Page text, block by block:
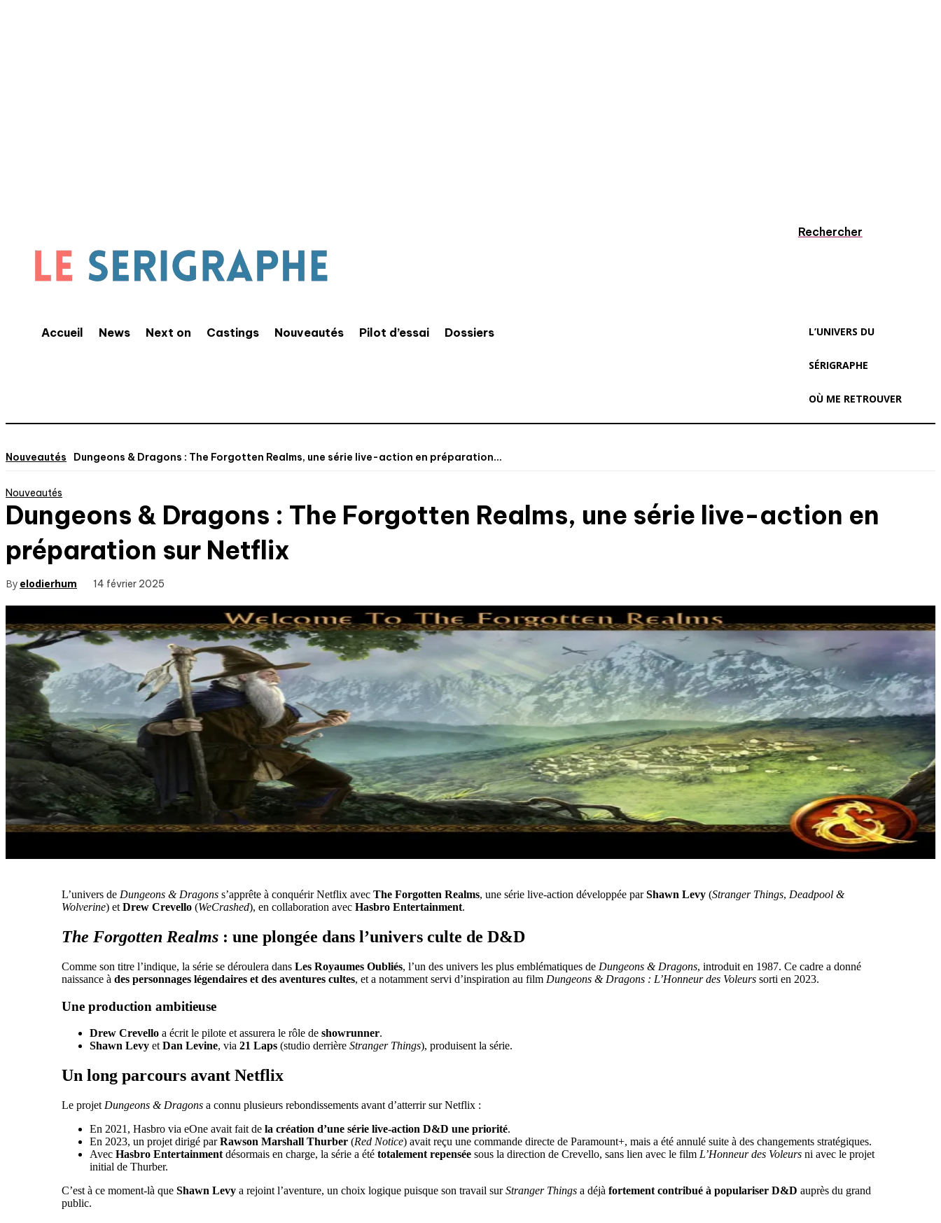
Accueil News Next on Castings Nouveautés Pilot d’essai Dossiers
Rechercher
L’UNIVERS DU
SÉRIGRAPHE
OÙ ME RETROUVER
Nouveautés Dungeons & Dragons : The Forgotten Realms, une série live-action en préparation...
Nouveautés
Dungeons & Dragons : The Forgotten Realms, une série live-action en
préparation sur Netflix
By elodierhum 14 février 2025
L’univers de Dungeons & Dragons s’apprête à conquérir Netflix avec The Forgotten Realms, une série live-action développée parShawn Levy (Stranger Things, Deadpool &
Wolverine) et Drew Crevello (WeCrashed), en collaboration avec Hasbro Entertainment.
The Forgotten Realms : une plongée dans l’univers culte de D&D
Comme son titre l’indique, la série se déroulera dans Les Royaumes Oubliés, l’un des univers les plus emblématiques de Dungeons & Dragons, introduit en 1987. Ce cadre a donné
naissance à des personnages légendaires et des aventures cultes, et a notamment servi d’inspiration au film Dungeons & Dragons : L’Honneur des Voleurs sorti en 2023.
Une production ambitieuse
Drew Crevello a écrit le pilote et assurera le rôle de showrunner.
Shawn Levy et Dan Levine, via 21 Laps (studio derrière Stranger Things), produisent la série.
Un long parcours avant Netflix
Le projet Dungeons & Dragons a connu plusieurs rebondissements avant d’atterrir sur Netflix :
En 2021, Hasbro via eOne avait fait de la création d’une série live-action D&D une priorité.
En 2023, un projet dirigé parRawson Marshall Thurber (Red Notice) avait reçu une commande directe de Paramount+, mais a été annulé suite à des changements stratégiques.
Avec Hasbro Entertainment désormais en charge, la série a été totalement repensée sous la direction de Crevello, sans lien avec le film L’Honneur des Voleurs ni avec le projet
initial de Thurber.
C’est à ce moment-là que Shawn Levy a rejoint l’aventure, un choix logique puisque son travail surStranger Things a déjà fortement contribué à populariser D&D auprès du grand
public.